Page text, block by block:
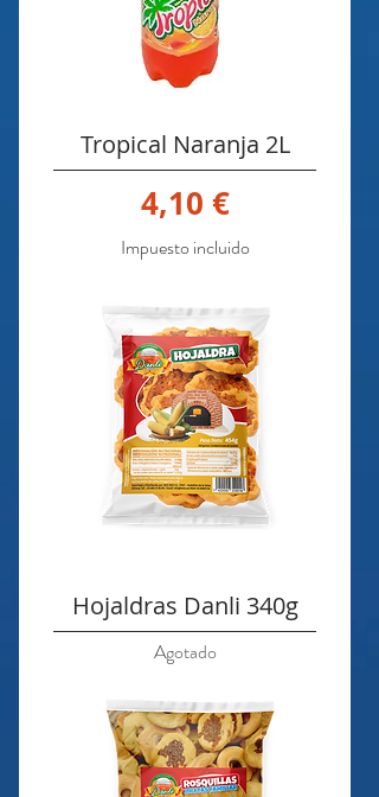
Tropical Naranja 2L
Precio
4,10 €
Impuesto incluido
Hojaldras Danli 340g
Agotado